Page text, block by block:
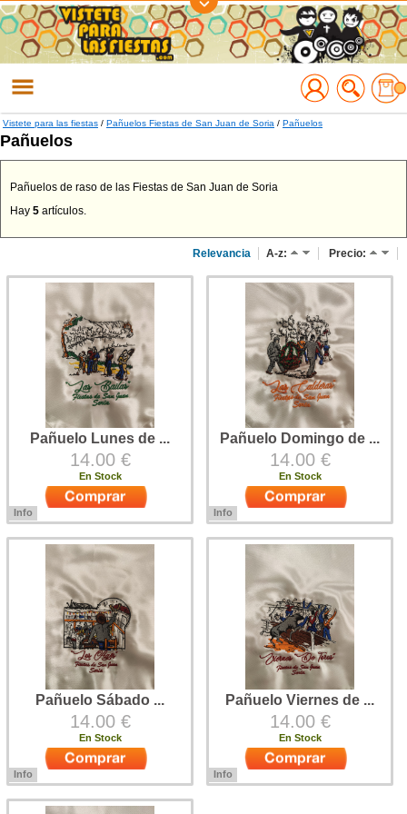
Regístrate
Accede
Vistete para las fiestas / Pañuelos Fiestas de San Juan de Soria / Pañuelos
Pañuelos
Pañuelos de raso de las Fiestas de San Juan de Soria
Hay 5 artículos.
Relevancia A-z: Precio:
Pañuelo Lunes de ...
14.00 €
En Stock
Info
Juan de Soria Triangular, de raso y
bordado a máquina con el diseño
del Lunes de Bailas
Pañuelo Domingo de ...
14.00 €
En Stock
Info
Juan de Soria Triangular, de raso y
bordado a máquina con el diseño
del Domingo de Calderas
Pañuelo Sábado ...
14.00 €
En Stock
Info
Juan de Soria Triangular, de raso y
Pañuelo Viernes de ...
14.00 €
En Stock
Info